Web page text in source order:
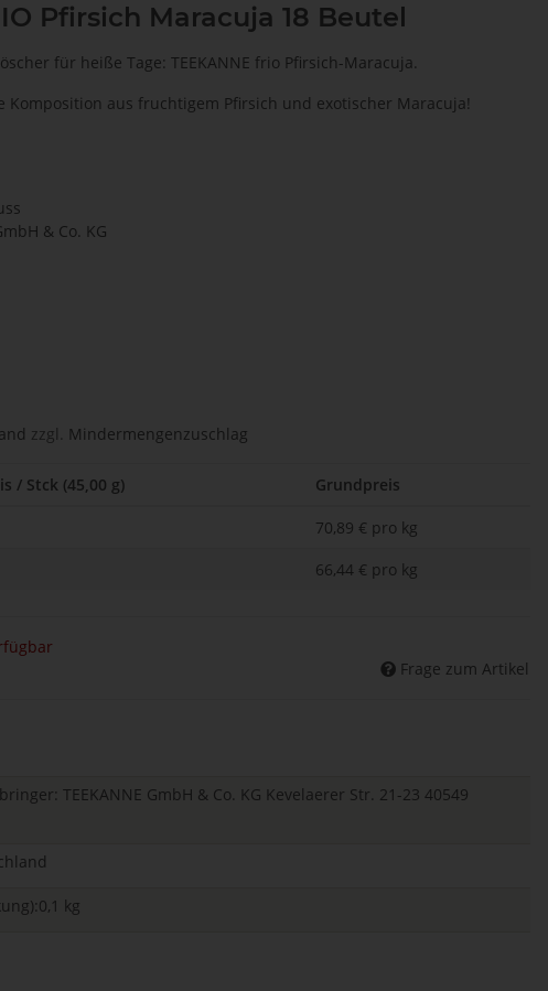
Pfirsich Maracuja 18 Beutel
für heiße Tage: TEEKANNE frio Pfirsich-Maracuja.
Komposition aus fruchtigem Pfirsich und exotischer Maracuja!
& Co. KG
zzgl. Mindermengenzuschlag
/ Stck (45,00 g) Grundpreis
70,89 € pro kg
66,44 € pro kg
Frage zum Artikel
TEEKANNE GmbH & Co. KG Kevelaerer Str. 21-23 40549
kg